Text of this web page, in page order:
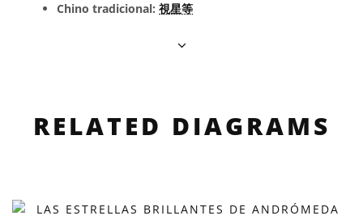
Chino tradicional: 視星等
RELATED DIAGRAMS